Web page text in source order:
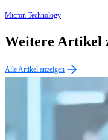
Micron Technology
Weitere Artikel
Alle Artikel anzeigen